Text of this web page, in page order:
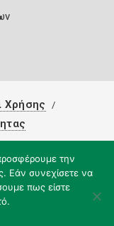
Χρήσης
την
Εάν συνεχίσετε να
πως είστε